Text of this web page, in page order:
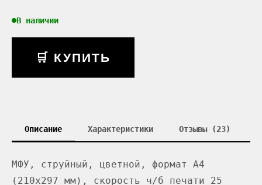
В наличии
🛒 КУПИТЬ
Описание Характеристики Отзывы (23)
МФУ, струйный, цветной, формат A4
(210x297 мм), скорость ч/б печати 25